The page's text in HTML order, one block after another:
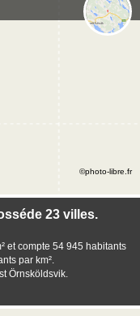
23 villes.
et compte 54 945 habitants
par km².
Örnsköldsvik.
©photo-libre.fr